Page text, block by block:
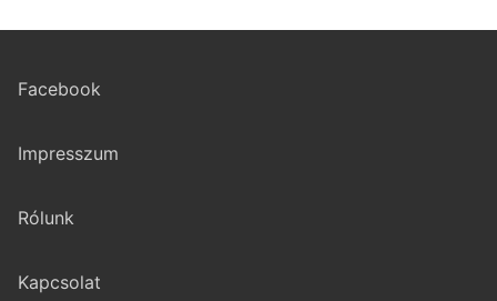
Facebook
Impresszum
Rólunk
Kapcsolat